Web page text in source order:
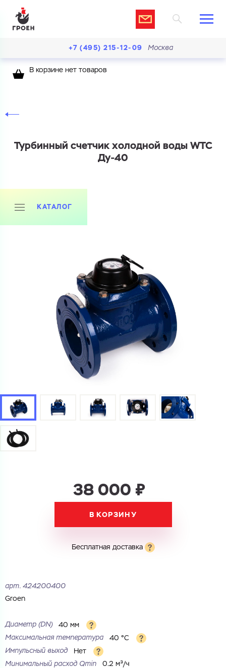
+7 (495) 215-12-09 Москва
В корзине нет товаров
Турбинный счетчик холодной воды WTC
Ду-40
КАТАЛОГ
38 000 ₽
В КОРЗИНУ
Бесплатная доставка
арт. 424200400
Groen
Диаметр (DN)
40 мм
Максимальная температура
40 °С
Импульсный выход
Нет
Минимальный расход Qmin
0.2 м³/ч